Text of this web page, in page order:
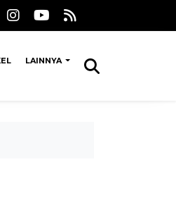
LAINNYA